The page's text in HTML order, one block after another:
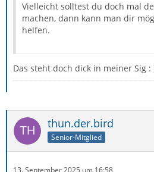
Vielleicht solltest du doch mal
machen, dann kann man dir
helfen.
Das steht doch dick in meiner Sig :
thun.der.bird
Senior-Mitglied
13. September 2025 um 16:58